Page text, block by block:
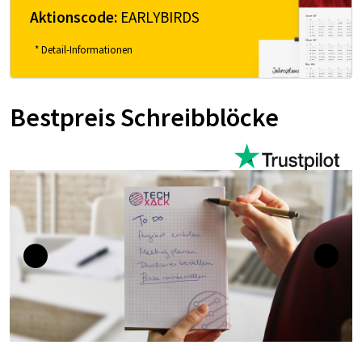
Aktionscode: EARLYBIRDS
* Detail-Informationen
Bestpreis Schreibblöcke